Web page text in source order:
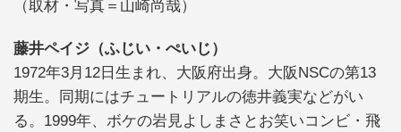
（取材・写真＝山崎尚哉）
藤井ペイジ（ふじい・ぺいじ）
1972年3月12日生まれ、大阪府出身。大阪NSCの第13
期生。同期にはチュートリアルの徳井義実などがい
る。1999年、ボケの岩見よしまさとお笑いコンビ・飛